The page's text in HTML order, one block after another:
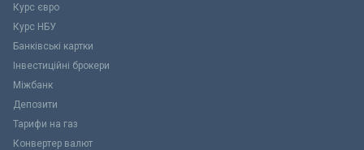
Курс євро
Курс НБУ
Банківські картки
Інвестиційні брокери
Міжбанк
Депозити
Тарифи на газ
Конвертер валют